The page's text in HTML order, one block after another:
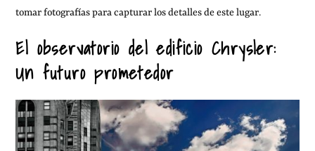
tomar fotografías para capturar los detalles de este lugar.
El observatorio del edificio Chrysler:
Un futuro prometedor